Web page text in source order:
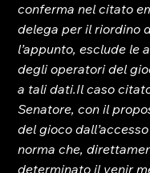
conferma nel citato
delega per il riordino
l’appunto, esclude le
degli operatori del
a tali dati.Il caso
Senatore, con il
del gioco
norma che,
determinato il venir